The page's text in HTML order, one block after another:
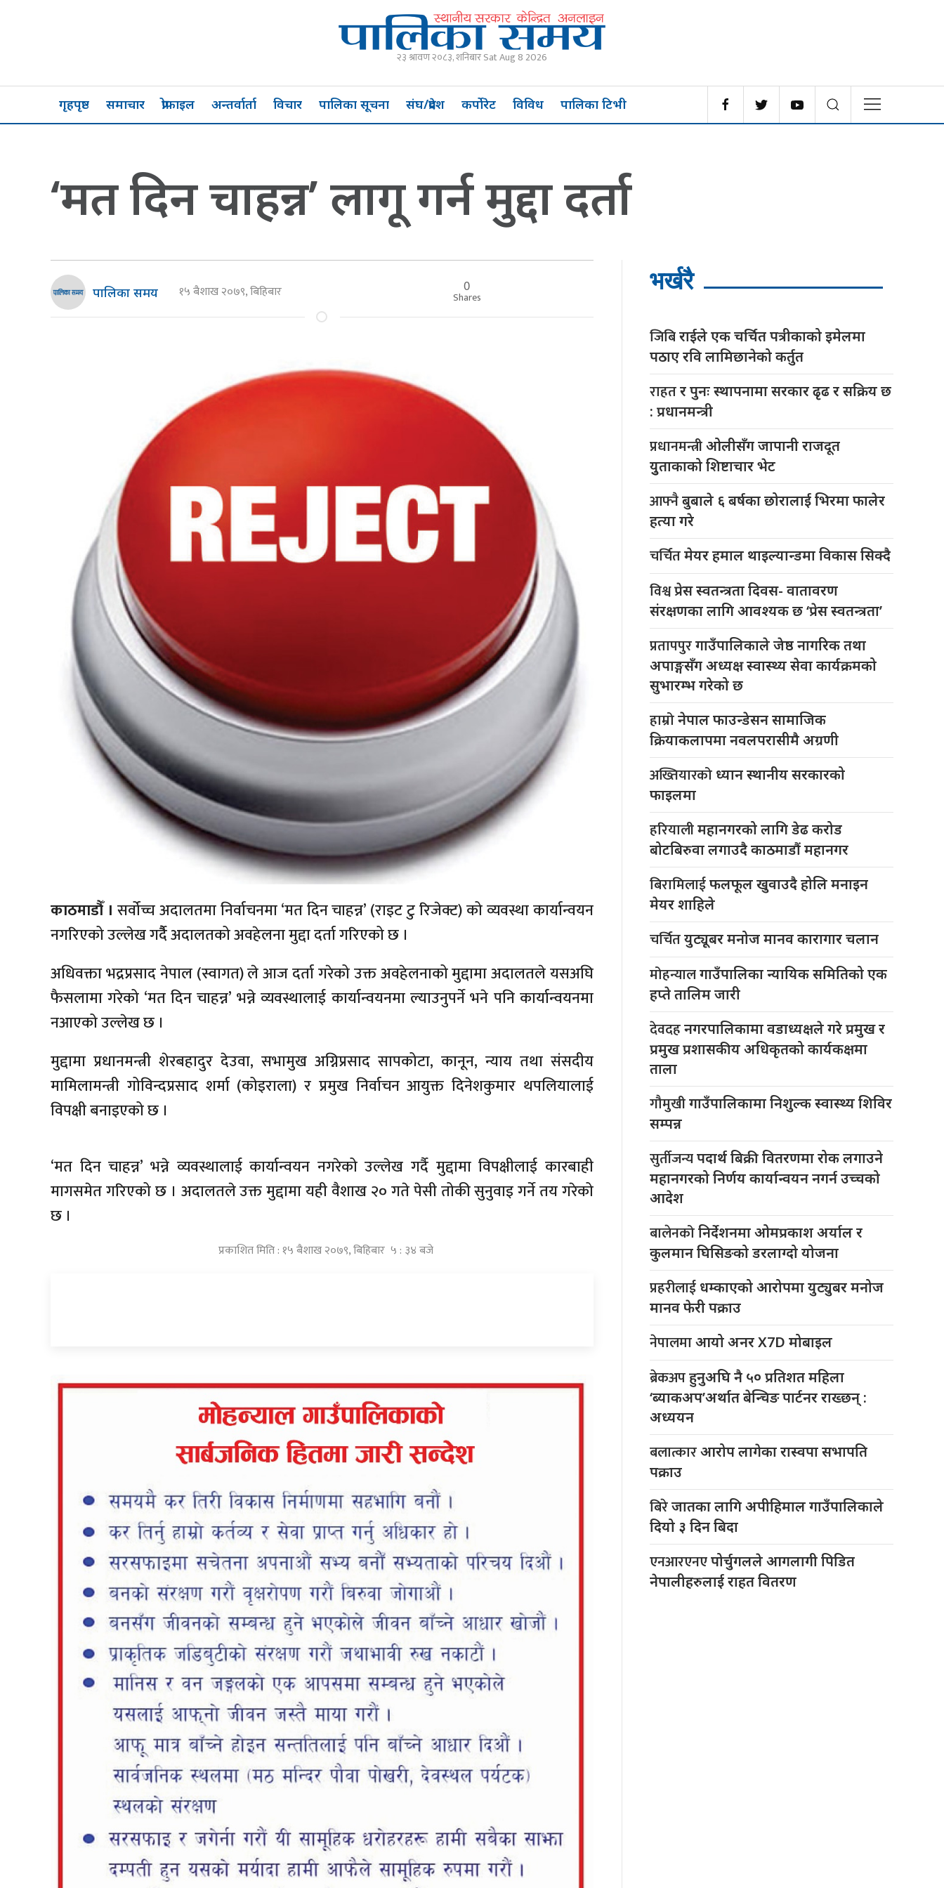
२३ श्रावण २०८३, शनिबार Sat Aug 8 2026
गृहपृष्ठ समाचार प्रोफाइल अन्तर्वार्ता विचार पालिका सूचना संघ/प्रदेश कर्पोरेट विविध पालिका टिभी
‘मत दिन चाहन्न’ लागू गर्न मुद्दा दर्ता
पालिका समय १५ बैशाख २०७९, बिहिबार 0
Shares
काठमाडौँ । सर्वोच्च अदालतमा निर्वाचनमा ‘मत दिन चाहन्न’ (राइट टु रिजेक्ट) को व्यवस्था कार्यान्वयन
नगरिएको उल्लेख गर्दैै अदालतको अवहेलना मुद्दा दर्ता गरिएको छ ।
अधिवक्ता भद्रप्रसाद नेपाल (स्वागत) ले आज दर्ता गरेको उक्त अवहेलनाको मुद्दामा अदालतले यसअघि
फैसलामा गरेको ‘मत दिन चाहन्न’ भन्ने व्यवस्थालाई कार्यान्वयनमा ल्याउनुपर्ने भने पनि कार्यान्वयनमा
नआएको उल्लेख छ ।
मुद्दामा प्रधानमन्त्री शेरबहादुर देउवा, सभामुख अग्निप्रसाद सापकोटा, कानून, न्याय तथा संसदीय
मामिलामन्त्री गोविन्दप्रसाद शर्मा (कोइराला) र प्रमुख निर्वाचन आयुक्त दिनेशकुमार थपलियालाई
विपक्षी बनाइएको छ ।
‘मत दिन चाहन्न’ भन्ने व्यवस्थालाई कार्यान्वयन नगरेको उल्लेख गर्दै मुद्दामा विपक्षीलाई कारबाही
मागसमेत गरिएको छ । अदालतले उक्त मुद्दामा यही वैशाख २० गते पेसी तोकी सुनुवाइ गर्ने तय गरेको
छ ।
प्रकाशित मिति : १५ बैशाख २०७९, बिहिबार ५ : ३४ बजे
भर्खरै
जिबिराईले एक चर्चित पत्रीकाको इमेलमा
पठाए रवि लामिछानेको कर्तुत
राहतर पुनः स्थापनामा सरकार ढृढ र सक्रिय छ
: प्रधानमन्त्री
प्रधानमन्त्रीओलीसँग जापानी राजदूत
युुताकाको शिष्टाचार भेट
आफ्नैबुबाले ६ बर्षका छोरालाई भिरमा फालेर
हत्या गरे
चर्चितमेयर हमाल थाइल्यान्डमा विकास सिक्दै
विश्वप्रेस स्वतन्त्रता दिवस- वातावरण
संरक्षणका लागि आवश्यक छ ‘प्रेस स्वतन्त्रता’
प्रतापपुरगाउँपालिकाले जेष्ठ नागरिक तथा
अपाङ्गसँग अध्यक्ष स्वास्थ्य सेवा कार्यक्रमको
सुभारम्भ गरेको छ
हाम्रोनेपाल फाउन्डेसन सामाजिक
क्रियाकलापमा नवलपरासीमै अग्रणी
अख्तियारको ध्यान स्थानीय सरकारको
फाइलमा
हरियालीमहानगरको लागि डेढ करोड
बोटबिरुवा लगाउदै काठमाडौं महानगर
बिरामिलाईफलफूल खुवाउदै होलि मनाइन
मेयर शाहिले
चर्चितयुट्यूबर मनोज मानव कारागार चलान
मोहन्यालगाउँपालिका न्यायिक समितिको एक
हप्ते तालिम जारी
देवदहनगरपालिकामा वडाध्यक्षले गरे प्रमुख र
प्रमुख प्रशासकीय अधिकृतको कार्यकक्षमा
ताला
गौमुखीगाउँपालिकामा निशुल्क स्वास्थ्य शिविर
सम्पन्न
सुर्तीजन्यपदार्थ बिक्री वितरणमा रोक लगाउने
महानगरको निर्णय कार्यान्वयन नगर्न उच्चको
आदेश
बालेनकोनिर्देशनमा ओमप्रकाश अर्याल र
कुलमान घिसिङको डरलाग्दो योजना
प्रहरीलाई धम्काएको आरोपमा युट्युबर मनोज
मानव फेरी पक्राउ
नेपालमाआयो अनर X7D मोबाइल
ब्रेकअपहुनुअघि नै ५० प्रतिशत महिला
‘ब्याकअप’अर्थात बेन्चिङ पार्टनर राख्छन् :
अध्ययन
बलात्कारआरोप लागेका रास्वपा सभापति
पक्राउ
बिरेजातका लागि अपीहिमाल गाउँपालिकाले
दियो ३ दिन बिदा
एनआरएनएपोर्चुगलले आगलागी पिडित
नेपालीहरुलाई राहत वितरण